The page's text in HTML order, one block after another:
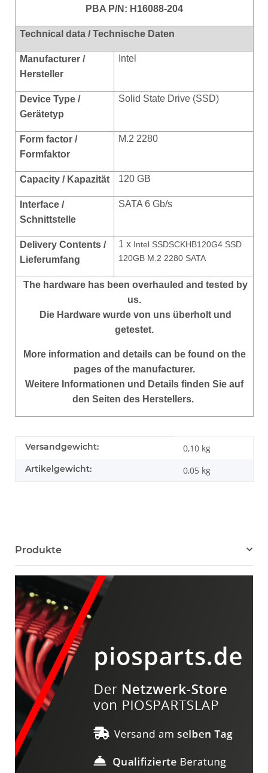
PBA P/N: H16088-204
Technical data / Technische Daten
Manufacturer /
Hersteller
Intel
Device Type /
Gerätetyp
Solid State Drive (SSD)
Form factor /
Formfaktor
M.2 2280
Capacity / Kapazität 120 GB
Interface /
Schnittstelle
SATA 6 Gb/s
Delivery Contents /
Lieferumfang
1 x Intel SSDSCKHB120G4 SSD
120GB M.2 2280 SATA
The hardware has been overhauled and tested by
us.
Die Hardware wurde von uns überholt und
getestet.
Moreinformation and details can be found on the
pages of the manufacturer.
Weitere Informationen und Details finden Sie auf
den Seiten des Herstellers.
Produkteigenschaft
Wert
Versandgewicht: 0,10 kg
Artikelgewicht: 0,05 kg
Produkte